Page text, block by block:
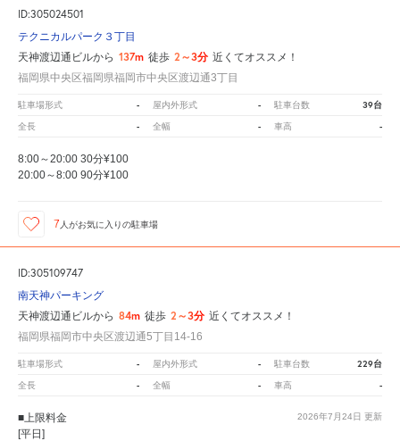
ID:305024501
テクニカルパーク３丁目
天神渡辺通ビルから 137m 徒歩 2～3分 近くてオススメ！
福岡県中央区福岡県福岡市中央区渡辺通3丁目
駐車場形式 - 屋内外形式 - 駐車台数 39台
全長 - 全幅 - 車高 -
8:00～20:00 30分¥100
20:00～8:00 90分¥100
7 人がお気に入りの駐車場
ID:305109747
南天神パーキング
天神渡辺通ビルから 84m 徒歩 2～3分 近くてオススメ！
福岡県福岡市中央区渡辺通5丁目14-16
駐車場形式 - 屋内外形式 - 駐車台数 229台
全長 - 全幅 - 車高 -
2026年7月24日 更新
■上限料金
[平日]